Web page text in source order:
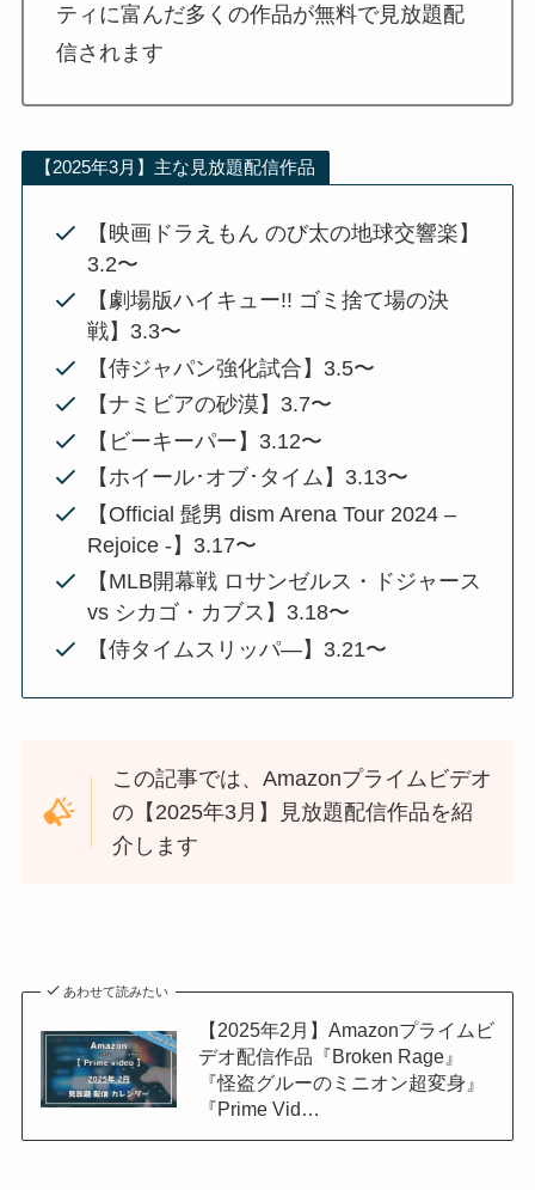
ティに富んだ多くの作品が無料で見放題配
信されます
【2025年3月】主な見放題配信作品
【映画ドラえもん のび太の地球交響楽】
3.2〜
【劇場版ハイキュー!! ゴミ捨て場の決
戦】3.3〜
【侍ジャパン強化試合】3.5〜
【ナミビアの砂漠】3.7〜
【ビーキーパー】3.12〜
【ホイール･オブ･タイム】3.13〜
【Official 髭男 dism Arena Tour 2024 –
Rejoice -】3.17〜
【MLB開幕戦 ロサンゼルス・ドジャース
vs シカゴ・カブス】3.18〜
【侍タイムスリッパ―】3.21〜
この記事では、Amazonプライムビデオ
の【2025年3月】見放題配信作品を紹
介します
あわせて読みたい
【2025年2月】Amazonプライムビ
デオ配信作品『Broken Rage』
『怪盗グルーのミニオン超変身』
『Prime Vid…